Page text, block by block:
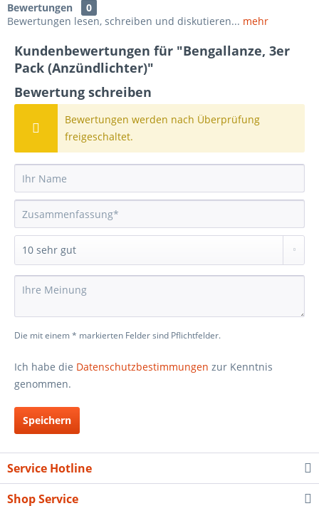
Bewertungen
0
Bewertungen lesen, schreiben und diskutieren... mehr
Kundenbewertungen für "Bengallanze, 3er
Pack (Anzündlichter)"
Bewertung schreiben
Bewertungen werden nach Überprüfung
freigeschaltet.
Die mit einem * markierten Felder sind Pflichtfelder.
Ich habe die Datenschutzbestimmungen zur Kenntnis
genommen.
Speichern
Service Hotline
Shop Service